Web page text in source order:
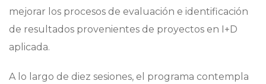
mejorar los procesos de evaluación e identificación
de resultados provenientes de proyectos en I+D
aplicada.
A lo largo de diez sesiones, el programa contempla